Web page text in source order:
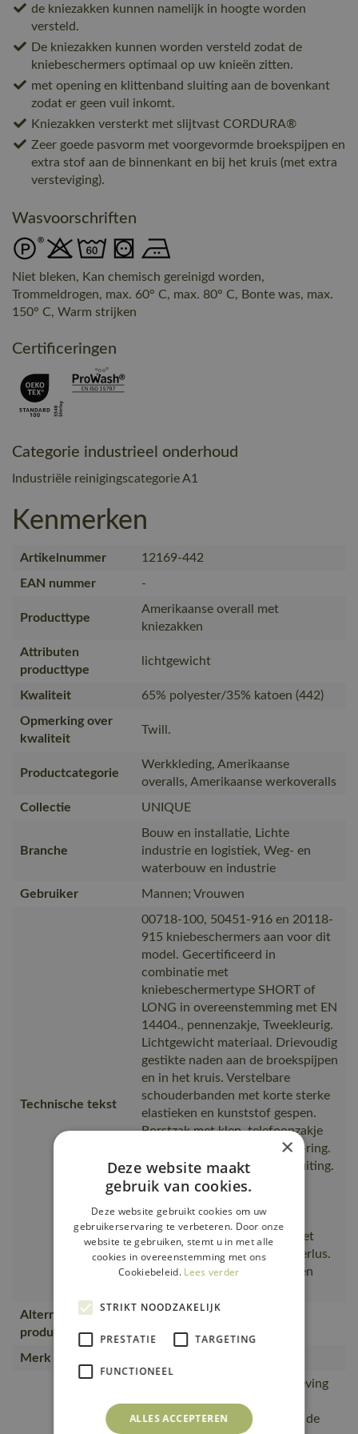
de kniezakken kunnen namelijk in hoogte worden
versteld.
De kniezakken kunnen worden versteld zodat de
kniebeschermers optimaal op uw knieën zitten.
met opening en klittenband sluiting aan de bovenkant
zodat er geen vuil inkomt.
Kniezakken versterkt met slijtvast CORDURA®
Zeer goede pasvorm met voorgevormde broekspijpen en
extra stof aan de binnenkant en bij het kruis (met extra
versteviging).
Wasvoorschriften
Niet bleken, Kan chemisch gereinigd worden,
Trommeldrogen, max. 60° C, max. 80° C, Bonte was, max.
150° C, Warm strijken
Certificeringen
Categorie industrieel onderhoud
Industriële reinigingscategorie A1
Kenmerken
Artikelnummer
12169-442
EAN nummer
-
Producttype
Amerikaanse overall met
kniezakken
Attributen
producttype
lichtgewicht
Kwaliteit
65% polyester/35% katoen (442)
Opmerking over
kwaliteit
Twill.
Productcategorie
Werkkleding, Amerikaanse
overalls, Amerikaanse werkoveralls
Collectie
UNIQUE
Branche
Bouw en installatie, Lichte
industrie en logistiek, Weg- en
waterbouw en industrie
Gebruiker
Mannen; Vrouwen
Technische tekst
00718-100, 50451-916 en 20118-
915 kniebeschermers aan voor dit
model. Gecertificeerd in
combinatie met
kniebeschermertype SHORT of
LONG in overeenstemming met EN
14404., pennenzakje, Tweekleurig.
Lichtgewicht materiaal. Drievoudig
gestikte naden aan de broekspijpen
en in het kruis. Verstelbare
schouderbanden met korte sterke
elastieken en kunststof gespen.
Borstzak met klep, telefoonzakje
en verborgen drukknopen. D-ring.
Binnenzak met klittenbandsluiting.
Verstelbare tailleband.
broekspijpen. Gulp met rits.
Voorzakken. Achterzakken met
versterking. Verstelbare hamerlus.
Dijbeenzak met telefoonzak en
Alternatieve
producten
Merk
Extra zichtbaar voor de omgeving
door de reflectieaccenten.,
drievoudig gestikte naden op de
×
Deze website maakt
gebruik van cookies.
Deze website gebruikt cookies om uw
gebruikerservaring te verbeteren. Door onze
website te gebruiken, stemt u in met alle
cookies in overeenstemming met ons
Cookiebeleid. Lees verder
STRIKT NOODZAKELIJK
PRESTATIE TARGETING
FUNCTIONEEL
ALLES ACCEPTEREN